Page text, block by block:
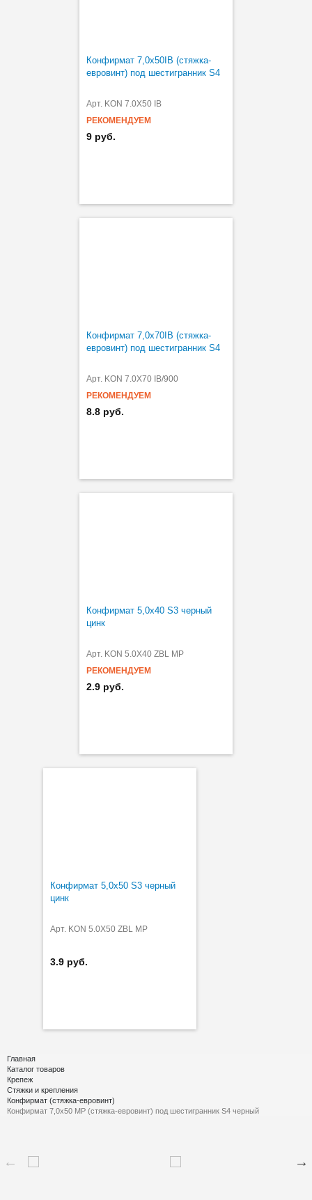
Конфирмат 7,0х50IB (стяжка-
евровинт) под шестигранник S4
Арт. KON 7.0X50 IB
РЕКОМЕНДУЕМ
9 руб.
Конфирмат 7,0х70IB (стяжка-
евровинт) под шестигранник S4
Арт. KON 7.0X70 IB/900
РЕКОМЕНДУЕМ
8.8 руб.
Конфирмат 5,0х40 S3 черный
цинк
Арт. KON 5.0X40 ZBL MP
РЕКОМЕНДУЕМ
2.9 руб.
Конфирмат 5,0х50 S3 черный
цинк
Арт. KON 5.0X50 ZBL MP
3.9 руб.
Главная
Каталог товаров
Крепеж
Стяжки и крепления
Конфирмат (стяжка-евровинт)
Конфирмат 7,0х50 MP (стяжка-евровинт) под шестигранник S4 черный